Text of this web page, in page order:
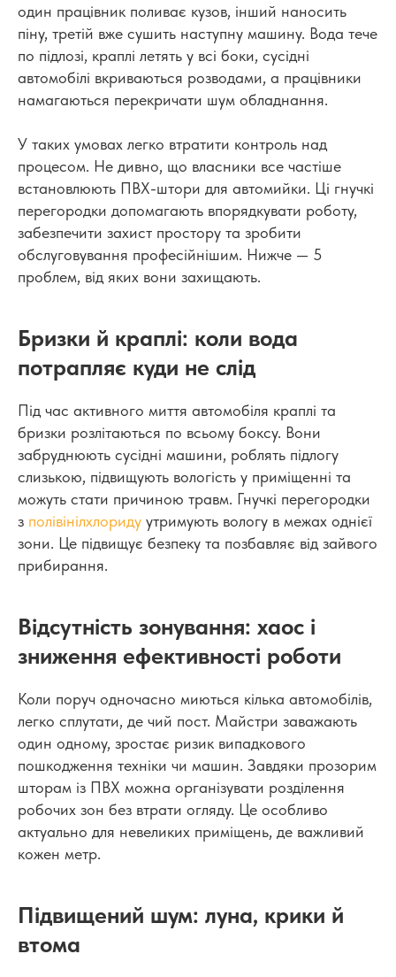
один працівник поливає кузов, інший наносить
піну, третій вже сушить наступну машину. Вода тече
по підлозі, краплі летять у всі боки, сусідні
автомобілі вкриваються розводами, а працівники
намагаються перекричати шум обладнання.
У таких умовах легко втратити контроль над
процесом. Не дивно, що власники все частіше
встановлюють ПВХ-штори для автомийки. Ці гнучкі
перегородки допомагають впорядкувати роботу,
забезпечити захист простору та зробити
обслуговування професійнішим. Нижче — 5
проблем, від яких вони захищають.
Бризки й краплі: коли вода
потрапляє куди не слід
Під час активного миття автомобіля краплі та
бризки розлітаються по всьому боксу. Вони
забруднюють сусідні машини, роблять підлогу
слизькою, підвищують вологість у приміщенні та
можуть стати причиною травм. Гнучкі перегородки
з полівінілхлориду утримують вологу в межах однієї
зони. Це підвищує безпеку та позбавляє від зайвого
прибирання.
Відсутність зонування: хаос і
зниження ефективності роботи
Коли поруч одночасно миються кілька автомобілів,
легко сплутати, де чий пост. Майстри заважають
один одному, зростає ризик випадкового
пошкодження техніки чи машин. Завдяки прозорим
шторам із ПВХ можна організувати розділення
робочих зон без втрати огляду. Це особливо
актуально для невеликих приміщень, де важливий
кожен метр.
Підвищений шум: луна, крики й
втома